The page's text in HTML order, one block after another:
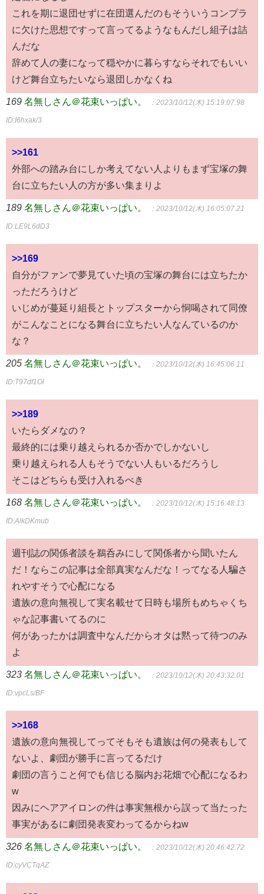
これを期に退団せずに在団選んだのもそういうコンプラ
に欠けた思想ですって言ってるようなもんだし組子は詰
んだな
辞めて人の妻になって穏やかに暮らすならそれでもいい
けど舞台立ちたいなら退団しかなくね
169 名無しさん＠花束いっぱい。 ：2023/10/12(木) 15:19:07.98
ID:I6hxak/3
>>161
外部への踏み台にしか考えてない人よりもまず宝塚の舞
台に立ちたい人の方が多い集まりよ
189 名無しさん＠花束いっぱい。 ：2023/10/12(木) 16:05:07.21
ID:LE9L6dD3
>>169
自分がファンで夢見ていた頃の宝塚の舞台には立ちたか
っただろうけど
いじめが蔓延り組長とトップスターから恫喝されて同僚
がこんなことになる舞台に立ちたい人なんているのか
な？
205 名無しさん＠花束いっぱい。 ：2023/10/12(木) 16:45:06.11
ID:T97df1Ol
>>189
いたらダメなの？
最終的には乗り越えられるか否かでしかないし
乗り越えられる人もそうでない人もいるだろうし
そこはどちらも受け入れるべき
168 名無しさん＠花束いっぱい。 ：2023/10/12(木) 15:16:48.13
ID:AlkDKmub
週刊誌の関係者談を鵜呑みにして関係者から聞いたん
だ！ならこの記事は全部真実なんだな！ってなる人騙さ
れやすそうで心配になる
遺族の意向無視して実名載せて日時も場所もめちゃくち
ゃな記事書いてるのに
何があったかは調査中なんだからオタは黙って待つのみ
よ
323 名無しさん＠花束いっぱい。 ：2023/10/12(木) 20:43:32.01
ID:vpcLs/BF
>>168
遺族の意向無視してってそもそも遺族は何の発表もして
ないよ、劇団が勝手に言ってるだけ
劇団の言うこと何でも信じる脳内お花畑で心配になるわ
w
因みにヘアアイロンの件は事実無根から誤って当たった
事実があるに劇団発表変わってるからねw
326 名無しさん＠花束いっぱい。 ：2023/10/12(木) 20:46:42.72
ID:cyVCTqAZ